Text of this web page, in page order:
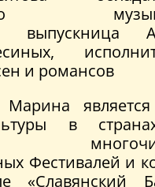
выпускница
и романсов
в
Фестивалей и
«Славянский